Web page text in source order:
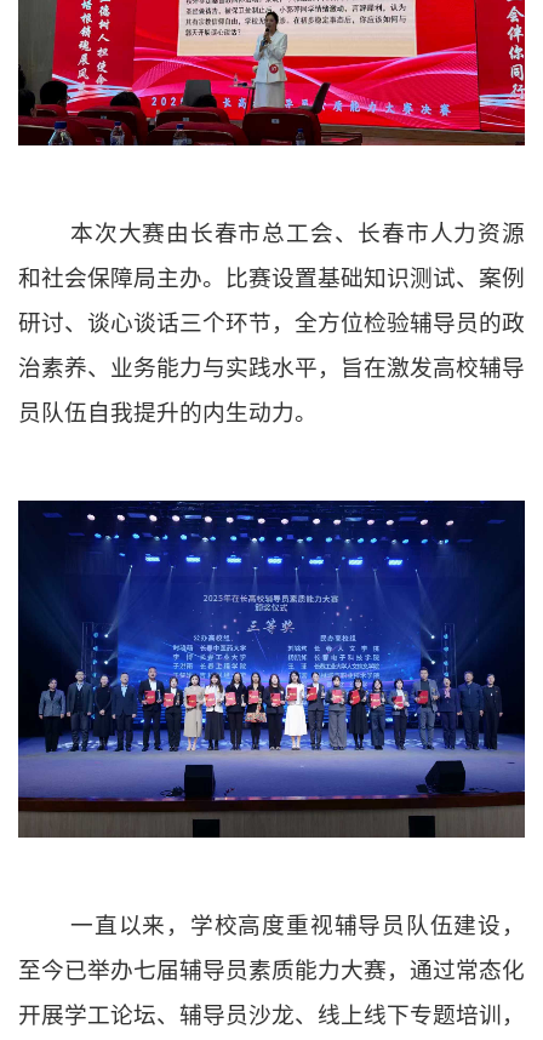
本次大赛由长春市总工会、长春市人力资源
和社会保障局主办。比赛设置基础知识测试、案例
研讨、谈心谈话三个环节，全方位检验辅导员的政
治素养、业务能力与实践水平，旨在激发高校辅导
员队伍自我提升的内生动力。
一直以来，学校高度重视辅导员队伍建设，
至今已举办七届辅导员素质能力大赛，通过常态化
开展学工论坛、辅导员沙龙、线上线下专题培训，